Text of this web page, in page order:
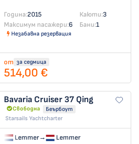
Година:2015 Каюти:3
Максимум пасажери:6 Бани:1
Незабавна резервация
от за седмица
514,00 €
Bavaria Cruiser 37 Qing
Свободна
Беърбоут
Starsails Yachtcharter
Lemmer→
Lemmer